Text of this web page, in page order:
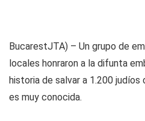
BucarestJTA) – Un grupo de
locales honraron a la difunta
historia de salvar a 1.200
es muy conocida.